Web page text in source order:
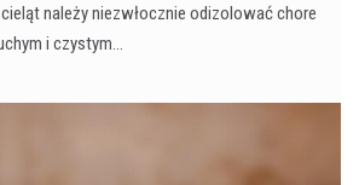
należy niezwłocznie odizolować chore
i czystym…